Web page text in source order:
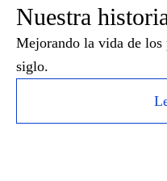
Nuestra
Mejorando la vida de los
siglo.